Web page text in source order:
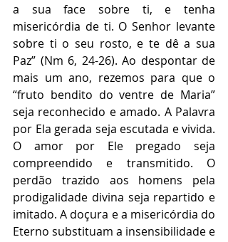
a sua face sobre ti, e tenha
misericórdia de ti. O Senhor levante
sobre ti o seu rosto, e te dê a sua
Paz” (Nm 6, 24-26). Ao despontar de
mais um ano, rezemos para que o
“fruto bendito do ventre de Maria”
seja reconhecido e amado. A Palavra
por Ela gerada seja escutada e vivida.
O amor por Ele pregado seja
compreendido e transmitido. O
perdão trazido aos homens pela
prodigalidade divina seja repartido e
imitado. A doçura e a misericórdia do
Eterno substituam a insensibilidade e